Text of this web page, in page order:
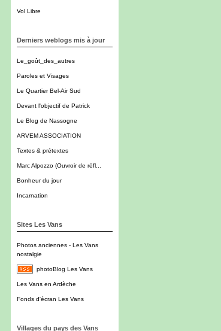
Vol Libre
Derniers weblogs mis à jour
Le_goût_des_autres
Paroles et Visages
Le Quartier Bel-Air Sud
Devant l'objectif de Patrick
Le Blog de Nassogne
ARVEM ASSOCIATION
Textes & prétextes
Marc Alpozzo (Ouvroir de réfl...
Bonheur du jour
Incarnation
Sites Les Vans
Photos anciennes - Les Vans
nostalgie
photoBlog Les Vans
Les Vans en Ardèche
Fonds d'écran Les Vans
Villages du pays des Vans